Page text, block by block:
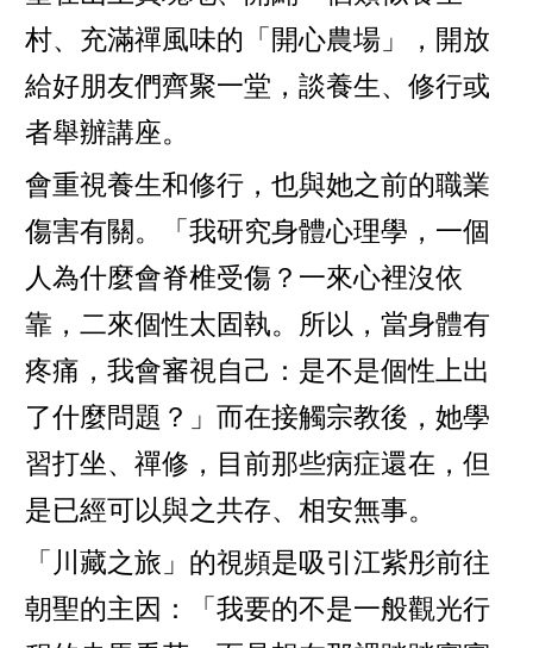
村、充滿禪風味的「開心農場」，開放
給好朋友們齊聚一堂，談養生、修行或
者舉辦講座。
會重視養生和修行，也與她之前的職業
傷害有關。「我研究身體心理學，一個
人為什麼會脊椎受傷？一來心裡沒依
靠，二來個性太固執。所以，當身體有
疼痛，我會審視自己：是不是個性上出
了什麼問題？」而在接觸宗教後，她學
習打坐、禪修，目前那些病症還在，但
是已經可以與之共存、相安無事。
「川藏之旅」的視頻是吸引江紫彤前往
朝聖的主因：「我要的不是一般觀光行